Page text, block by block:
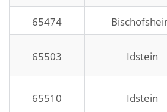
65474
65503 Idstein
65510 Idstein